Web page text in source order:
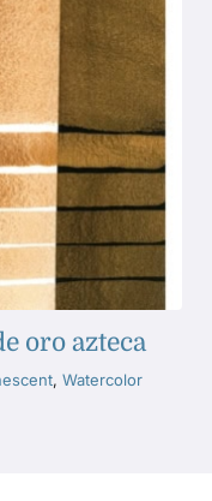
oro azteca
, Watercolor